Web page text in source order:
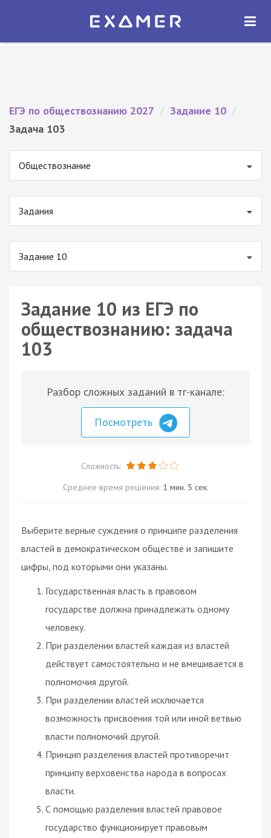
Экзамер — ЕГЭ 2027
ОТКРЫТЬ
ЕГЭ по обществознанию 2027 / Задание 10 /
Задача 103
Обществознание
Задания
Задание 10
Задание 10 из ЕГЭ по
обществознанию: задача
103
Разбор сложных заданий в тг-канале:
Посмотреть
Сложность:
Среднее время решения: 1 мин. 5 сек.
Выберите верные суждения о принципе разделения
властей в демократическом обществе и запишите
цифры, под которыми они указаны.
Государственная власть в правовом
государстве должна принадлежать одному
человеку.
При разделении властей каждая из властей
действует самостоятельно и не вмешивается в
полномочия другой.
При разделении властей исключается
возможность присвоения той или иной ветвью
власти полномочий другой.
Принцип разделения властей противоречит
принципу верховенства народа в вопросах
власти.
С помощью разделения властей правовое
государство функционирует правовым